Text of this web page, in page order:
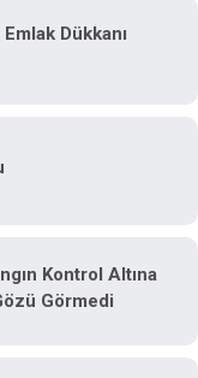
Emlak Dükkanı
Kontrol Altına
Görmedi